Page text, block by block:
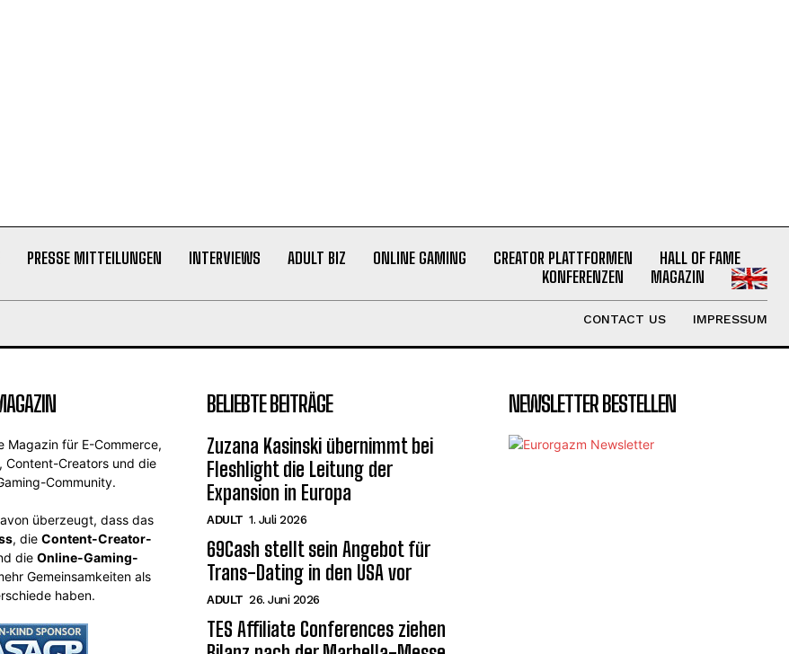
PRESSE MITTEILUNGEN INTERVIEWS ADULT BIZ ONLINE GAMING CREATOR PLATTFORMEN
HALL OF FAME
KONFERENZEN
MAGAZIN
CONTACT US IMPRESSUM
Magazin für E-Commerce,
Content-Creators und die
Community.
überzeugt, dass das
, die Content-Creator-
die Online-Gaming-
Gemeinsamkeiten als
haben.
BELIEBTE BEITRÄGE
Zuzana Kasinski übernimmt bei
Fleshlight die Leitung der
Expansion in Europa
ADULT 1. Juli 2026
69Cash stellt sein Angebot für
Trans-Dating in den USA vor
ADULT 26. Juni 2026
TES Affiliate Conferences ziehen
NEWSLETTER BESTELLEN